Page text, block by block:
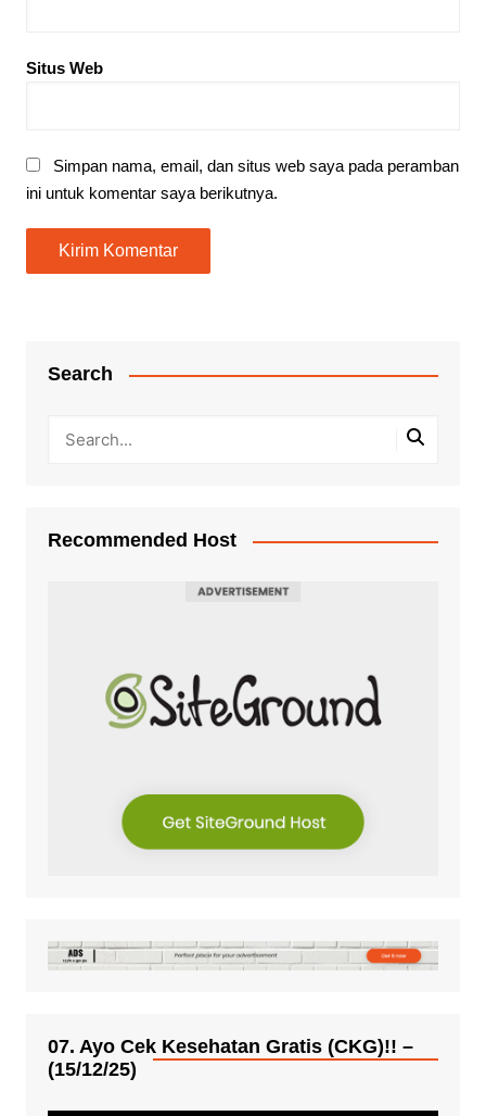
Situs Web
Simpan nama, email, dan situs web saya pada peramban
ini untuk komentar saya berikutnya.
Search
Recommended Host
07. Ayo Cek Kesehatan Gratis (CKG)!! –
(15/12/25)